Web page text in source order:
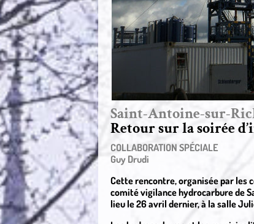
Saint-Antoine-sur-
Retour sur la soirée
COLLABORATION SPÉCIALE
Guy Drudi
Cette rencontre, organisée par les
comité vigilance hydrocarbure de
lieu le 26 avril dernier, à la salle